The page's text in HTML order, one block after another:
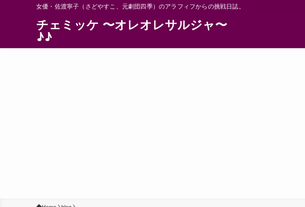
女優・佐渡寧子（さどやすこ、元劇団四季）のアラフィフからの挑戦日誌。
チェミッケ 〜オレオレサルジャ〜
♪♪